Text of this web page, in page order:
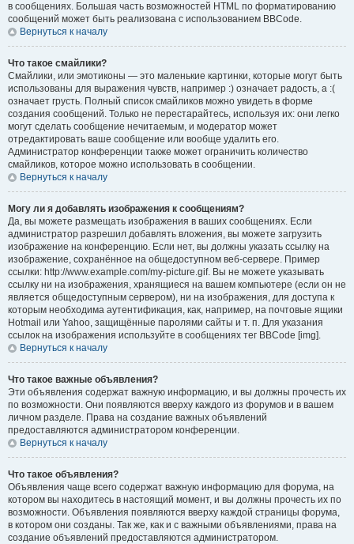
в сообщениях. Большая часть возможностей HTML по форматированию
сообщений может быть реализована с использованием BBCode.
Вернуться к началу
Что такое смайлики?
Смайлики, или эмотиконы — это маленькие картинки, которые могут быть
использованы для выражения чувств, например :) означает радость, а :(
означает грусть. Полный список смайликов можно увидеть в форме
создания сообщений. Только не перестарайтесь, используя их: они легко
могут сделать сообщение нечитаемым, и модератор может
отредактировать ваше сообщение или вообще удалить его.
Администратор конференции также может ограничить количество
смайликов, которое можно использовать в сообщении.
Вернуться к началу
Могу ли я добавлять изображения к сообщениям?
Да, вы можете размещать изображения в ваших сообщениях. Если
администратор разрешил добавлять вложения, вы можете загрузить
изображение на конференцию. Если нет, вы должны указать ссылку на
изображение, сохранённое на общедоступном веб-сервере. Пример
ссылки: http://www.example.com/my-picture.gif. Вы не можете указывать
ссылку ни на изображения, хранящиеся на вашем компьютере (если он не
является общедоступным сервером), ни на изображения, для доступа к
которым необходима аутентификация, как, например, на почтовые ящики
Hotmail или Yahoo, защищённые паролями сайты и т. п. Для указания
ссылок на изображения используйте в сообщениях тег BBCode [img].
Вернуться к началу
Что такое важные объявления?
Эти объявления содержат важную информацию, и вы должны прочесть их
по возможности. Они появляются вверху каждого из форумов и в вашем
личном разделе. Права на создание важных объявлений
предоставляются администратором конференции.
Вернуться к началу
Что такое объявления?
Объявления чаще всего содержат важную информацию для форума, на
котором вы находитесь в настоящий момент, и вы должны прочесть их по
возможности. Объявления появляются вверху каждой страницы форума,
в котором они созданы. Так же, как и с важными объявлениями, права на
создание объявлений предоставляются администратором.